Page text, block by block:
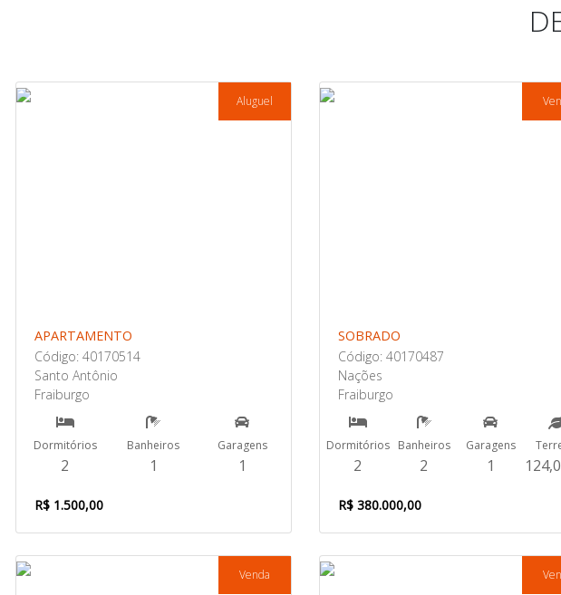
Aluguel
APARTAMENTO
Código: 40170514
Santo Antônio
Fraiburgo
Dormitórios
2
Banheiros
1
Garagens
1
R$ 1.500,00
SOBRADO
Código: 40170487
Nações
Fraiburgo
Dormitórios
2
Banheiros
2
Garagens
1
R$ 380.000,00
Venda